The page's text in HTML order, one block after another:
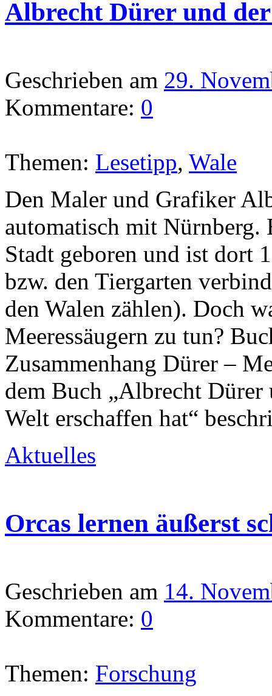
Albrecht Dürer und
Geschrieben am 29.
Kommentare: 0
Themen: Lesetipp, Wale
Den Maler und Grafiker
automatisch mit
Stadt geboren und ist dort
bzw. den Tiergarten
den Walen zählen). Doch
Meeressäugern zu tun?
Zusammenhang Dürer –
dem Buch „Albrecht
Welt erschaffen hat“
Aktuelles
Orcas lernen äußerst
Geschrieben am 14.
Kommentare: 0
Themen: Forschung